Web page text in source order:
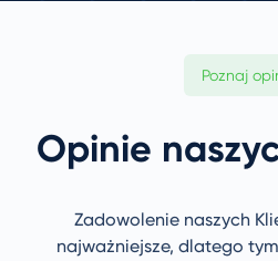
Poznaj
Opinie
Zadowolenie naszych
najważniejsze, dlatego